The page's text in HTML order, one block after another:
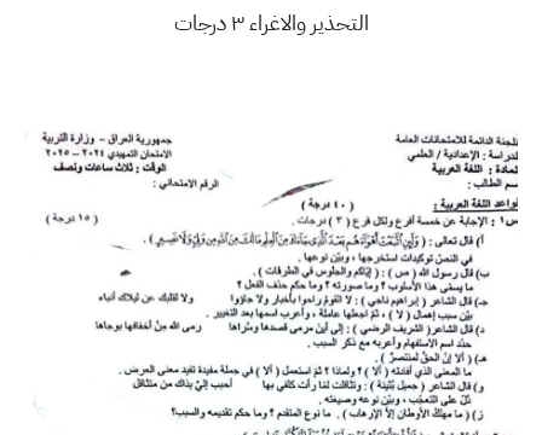
التحذير والاغراء ٣ درجات